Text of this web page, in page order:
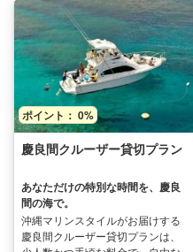
ポイント： 0%
慶良間クルーザー貸切プラン
あなただけの特別な時間を、慶良
間の海で。
沖縄マリンスタイルがお届けする
慶良間クルーザー貸切プランは、